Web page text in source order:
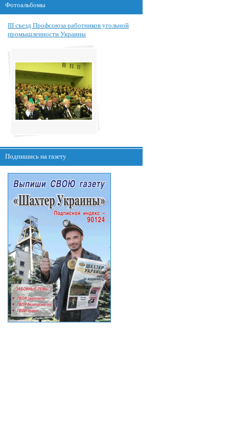
Фотоальбомы
III съезд Профсоюза работников угольной
промышленности Украины
Подпишись на газету